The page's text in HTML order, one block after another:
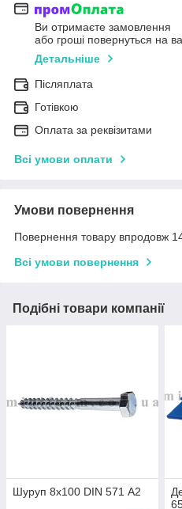
Ви отримаєте замовлення
або гроші повернуться на
Детальніше
Післяплата
Готівкою
Оплата за реквізитами
Всі умови оплати
Умови повернення
Повернення товару впродовж
Всі умови повернення
Подібні товари компанії
Шуруп 8х100 DIN 571 А2